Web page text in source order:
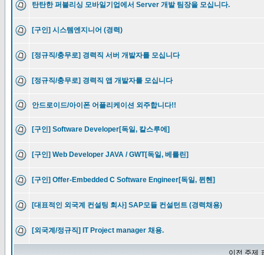
탄탄한 퍼블리싱 모바일기업에서 Server 개발 팀장을 모십니다.
[구인] 시스템엔지니어 (경력)
[정규직/충무로] 경력직 서버 개발자를 모십니다
[정규직/충무로] 경력직 앱 개발자를 모십니다
안드로이드/아이폰 어플리케이션 외주합니다!!
[구인] Software Developer[독일, 칼스루에]
[구인] Web Developer JAVA / GWT[독일, 베를린]
[구인] Offer-Embedded C Software Engineer[독일, 뮌헨]
[대표적인 외국계 컨설팅 회사] SAP모듈 컨설턴트 (경력채용)
[외국계/정규직] IT Project manager 채용.
이전 주제